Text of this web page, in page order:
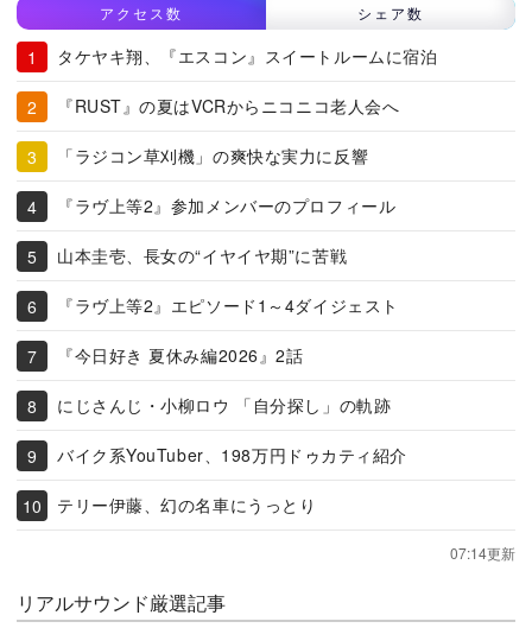
アクセス数 シェア数
タケヤキ翔、『エスコン』スイートルームに宿泊
『RUST』の夏はVCRからニコニコ老人会へ
「ラジコン草刈機」の爽快な実力に反響
『ラヴ上等2』参加メンバーのプロフィール
山本圭壱、長女の“イヤイヤ期”に苦戦
『ラヴ上等2』エピソード1～4ダイジェスト
『今日好き 夏休み編2026』2話
にじさんじ・小柳ロウ 「自分探し」の軌跡
バイク系YouTuber、198万円ドゥカティ紹介
テリー伊藤、幻の名車にうっとり
07:14更新
リアルサウンド厳選記事